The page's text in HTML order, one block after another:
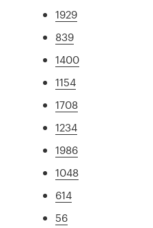
1929
839
1400
1154
1708
1234
1986
1048
614
56